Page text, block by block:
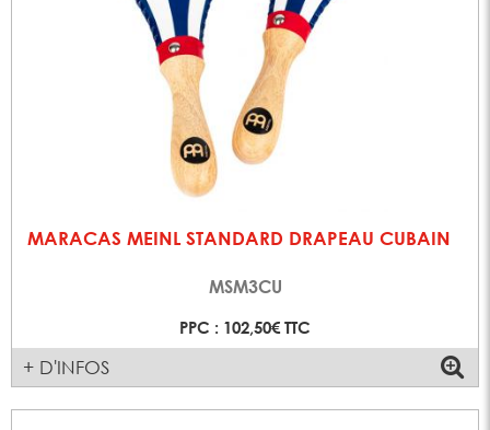
MARACAS MEINL STANDARD DRAPEAU CUBAIN
MSM3CU
PPC : 102,50€ TTC
+ D'INFOS